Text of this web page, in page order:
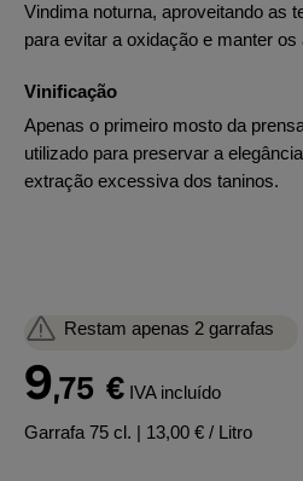
Vindima noturna, aproveitando as
para evitar a oxidação e manter
Vinificação
Apenas o primeiro mosto da
utilizado para preservar a
extração excessiva dos taninos.
Restam apenas 2 garrafas
9,75 € IVA incluído
Garrafa 75 cl. | 13,00 € / Litro